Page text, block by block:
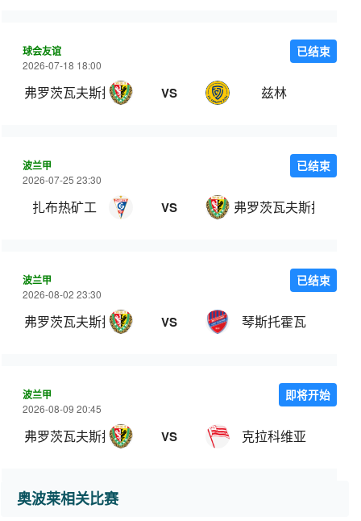
球会友谊
2026-07-18 18:00
弗罗茨瓦夫斯拉斯克 VS 兹林
已结束
波兰甲
2026-07-25 23:30
扎布热矿工 VS 弗罗茨瓦夫斯拉斯克
已结束
波兰甲
2026-08-02 23:30
弗罗茨瓦夫斯拉斯克 VS 琴斯托霍瓦
已结束
波兰甲
2026-08-09 20:45
弗罗茨瓦夫斯拉斯克 VS 克拉科维亚
即将开始
奥波莱相关比赛